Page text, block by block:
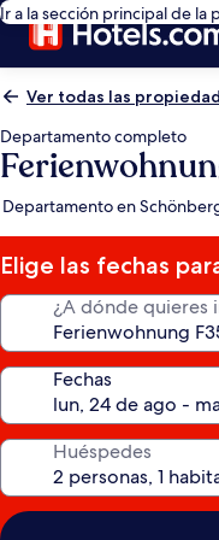
Ir a la sección principal de la
Ver todas las
Departamento completo
Departamento en
Elige las fechas
¿A dónde quieres
Fechas
Huéspedes